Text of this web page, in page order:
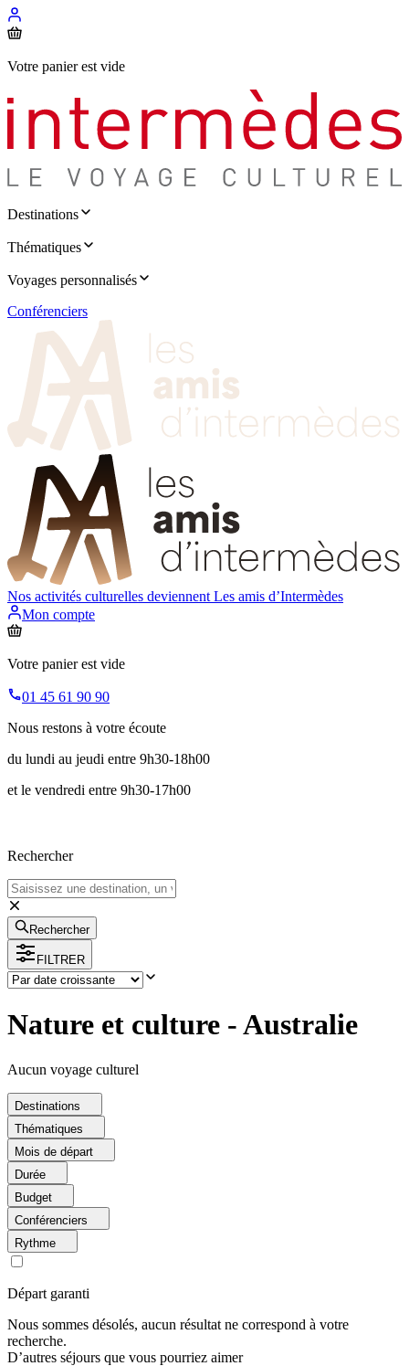
Votre panier est vide
Destinations
Thématiques
Voyages personnalisés
Conférenciers
Nos activités culturelles deviennent Les amis d’Intermèdes
Mon compte
Votre panier est vide
01 45 61 90 90
Nous restons à votre écoute
du lundi au jeudi entre 9h30-18h00
et le vendredi entre 9h30-17h00
Rechercher
Rechercher
FILTRER
Nature et culture - Australie
Aucun voyage culturel
Destinations
Thématiques
Mois de départ
Durée
Budget
Conférenciers
Rythme
Départ garanti
Nous sommes désolés, aucun résultat ne correspond à votre
recherche.
D’autres séjours que vous pourriez aimer